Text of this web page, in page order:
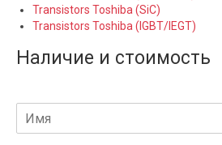
Transistors Toshiba (SiC)
Transistors Toshiba (IGBT/IEGT)
Наличие и стоимость